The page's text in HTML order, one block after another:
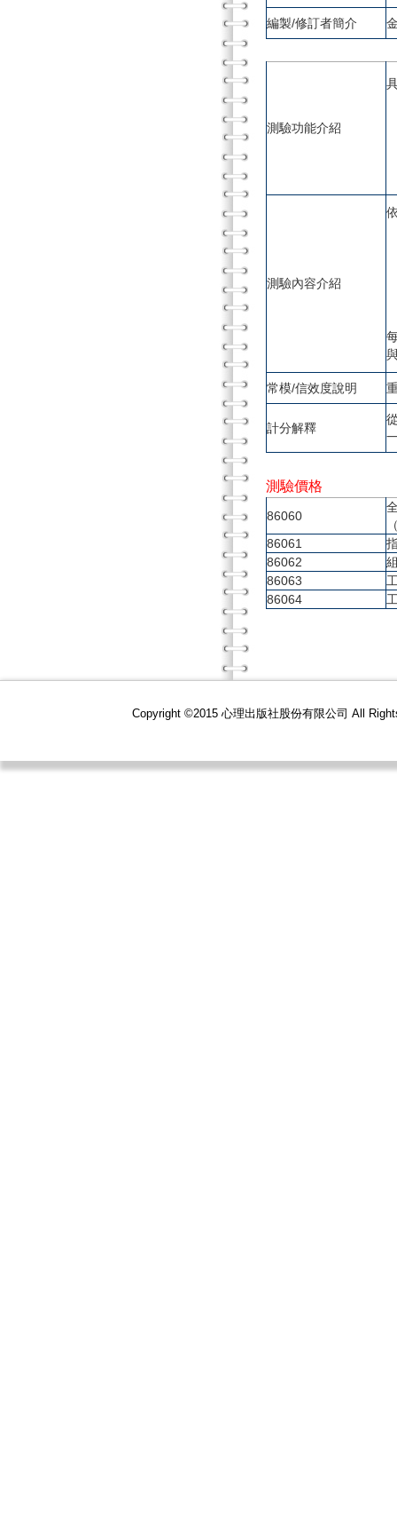
編製/修訂者簡介
測驗功能介紹
測驗內容介紹
常模/信效度說明
計分解釋
測驗價格
86060
86061
86062
86063
86064
Copyright ©2015 心理出版社股份有限公司 All